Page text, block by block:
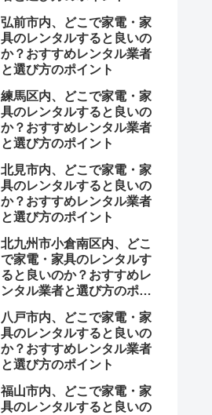
弘前市内、どこで家電・家
具のレンタルすると良いの
か？おすすめレンタル業者
と選び方のポイント
練馬区内、どこで家電・家
具のレンタルすると良いの
か？おすすめレンタル業者
と選び方のポイント
北見市内、どこで家電・家
具のレンタルすると良いの
か？おすすめレンタル業者
と選び方のポイント
北九州市小倉南区内、どこ
で家電・家具のレンタルす
ると良いのか？おすすめレ
ンタル業者と選び方のポイ
八戸市内、どこで家電・家
具のレンタルすると良いの
か？おすすめレンタル業者
と選び方のポイント
福山市内、どこで家電・家
具のレンタルすると良いの